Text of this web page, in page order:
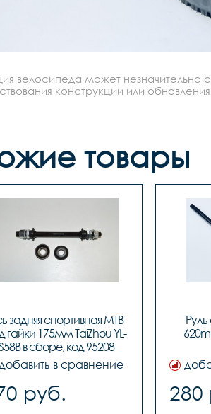
велосипеда может незначительно
конструкции или
товары
задняя спортивная MTB
гайки 175мм TaiZhou YL-
в сборе, код 95208
в сравнение
руб. 280